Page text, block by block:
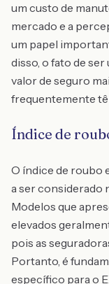
um custo de
mercado e a
um papel
disso, o fato de
valor de seguro
frequentemente
Índice de
O índice de roubo
a ser considerado
Modelos que
elevados
pois as
Portanto, é
específico para o